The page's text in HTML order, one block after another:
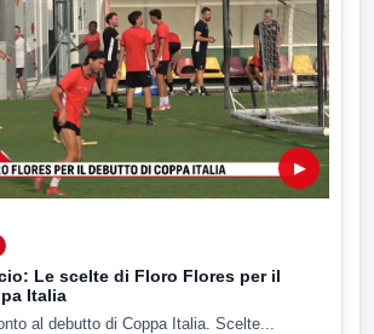
▶
Le scelte di Floro Flores per il
Italia
al debutto di Coppa Italia. Scelte...